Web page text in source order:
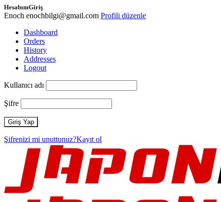
HesabımGiriş
Enoch enochbilgi@gmail.com Profili düzenle
Dashboard
Orders
History
Addresses
Logout
Kullanıcı adı
Şifre
Şifrenizi mi unuttunuz?Kayıt ol